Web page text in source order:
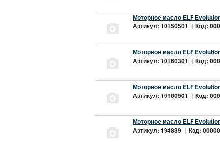
Моторное масло ELF
Артикул: 10150501 | Код:
Моторное масло ELF
Артикул: 10160301 | Код:
Моторное масло ELF
Артикул: 10160501 | Код:
Моторное масло ELF
Артикул: 194839 | Код: